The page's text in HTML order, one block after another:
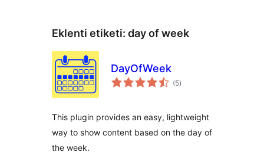
Eklenti etiketi: day of week
DayOfWeek
(5toplam
puan
)
This plugin provides an easy, lightweight
way to show content based on the day of
the week.